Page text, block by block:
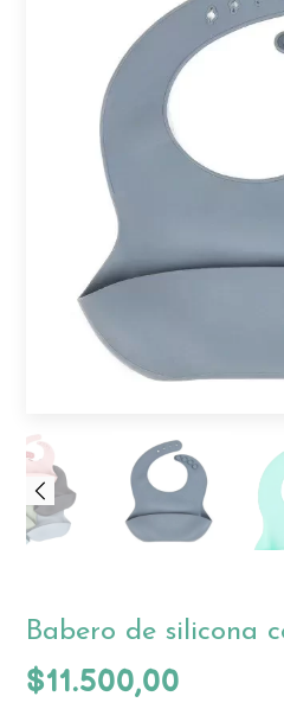
Babero de silicona
$11.500,00